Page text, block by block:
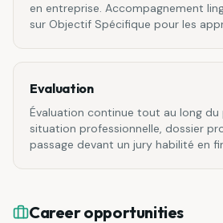
en entreprise. Accompagnement
sur Objectif Spécifique pour les
Evaluation
Évaluation continue tout au long du
situation professionnelle, dossier
passage devant un jury habilité en
Career opportunities